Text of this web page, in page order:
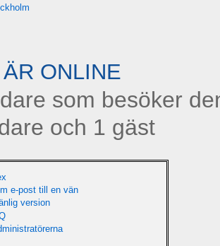
ONLINE
som besöker
och 1 gäst
e-post till en vän
version